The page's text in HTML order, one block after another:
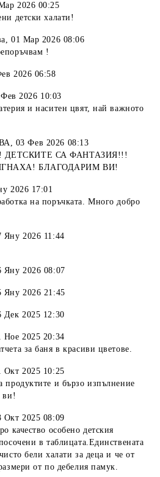
2026 00:25
детски халати!
,01 Мар 2026 08:06
!
2026 06:58
2026 10:03
и наситен цвят, най важното
, 03 Фев 2026 08:13
ДЕТСКИТЕ СА ФАНТАЗИЯ!!!
БЛАГОДАРИМ ВИ!
2026 17:01
на поръчката. Много добро
Яну 2026 11:44
Яну 2026 08:07
Яну 2026 21:45
Дек 2025 12:30
Ное 2025 20:34
за баня в красиви цветове.
Окт 2025 10:25
продуктите и бързо изпълнение
ви!
Окт 2025 08:09
качество особено детския
в таблицата.Единствената
бели халати за деца и че от
от по дебелия памук.